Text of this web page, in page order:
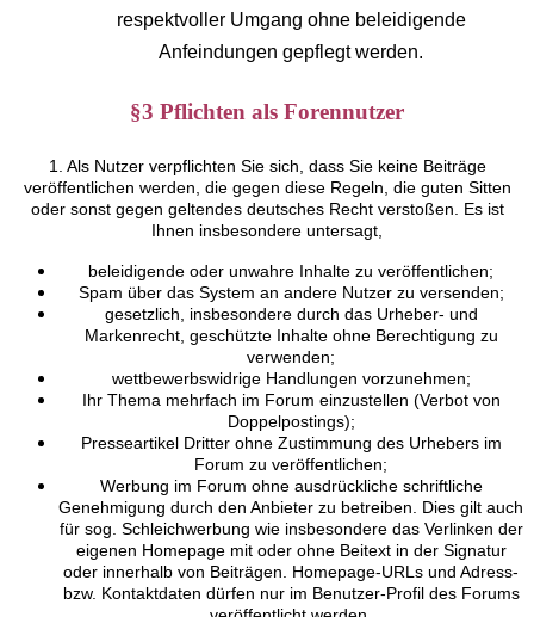
respektvoller Umgang ohne beleidigende
Anfeindungen gepflegt werden.
§3 Pflichten als Forennutzer
1. Als Nutzer verpflichten Sie sich, dass Sie keine Beiträge
veröffentlichen werden, die gegen diese Regeln, die guten Sitten
oder sonst gegen geltendes deutsches Recht verstoßen. Es ist
Ihnen insbesondere untersagt,
beleidigende oder unwahre Inhalte zu veröffentlichen;
Spam über das System an andere Nutzer zu versenden;
gesetzlich, insbesondere durch das Urheber- und
Markenrecht, geschützte Inhalte ohne Berechtigung zu
verwenden;
wettbewerbswidrige Handlungen vorzunehmen;
Ihr Thema mehrfach im Forum einzustellen (Verbot von
Doppelpostings);
Presseartikel Dritter ohne Zustimmung des Urhebers im
Forum zu veröffentlichen;
Werbung im Forum ohne ausdrückliche schriftliche
Genehmigung durch den Anbieter zu betreiben. Dies gilt auch
für sog. Schleichwerbung wie insbesondere das Verlinken der
eigenen Homepage mit oder ohne Beitext in der Signatur
oder innerhalb von Beiträgen. Homepage-URLs und Adress-
bzw. Kontaktdaten dürfen nur im Benutzer-Profil des Forums